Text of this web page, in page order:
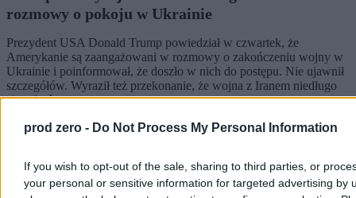
prod zero - Do Not Process My Personal Information
If you wish to opt-out of the sale, sharing to third parties, or
your personal or sensitive information for targeted advertising by
rozmowy o pokoju w Ukrainie
Prezydent USA Donald Trump powiedział w czwartek, że
Amerykanie są zaangażowani w rozmowy o zakończeniu wojny w
Ukrainie i poinformował, że doszło w nich do postępu. Nie ujawnił
szczegółów. Wyraził też przekonanie, że wojna z Iranem niedługo
się zakończy.
Krzysztof Jabłonowski
Dzisiaj 06:56
3 min